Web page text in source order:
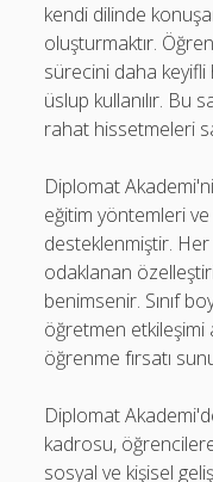
kendi dilinde
oluşturmaktır.
sürecini daha keyifli
üslup kullanılır. Bu
rahat hissetmeleri
Diplomat
eğitim yöntemleri
desteklenmiştir.
odaklanan
benimsenir. Sınıf
öğretmen etkileşimi
öğrenme fırsatı
Diplomat
kadrosu, öğrencilere
sosyal ve kişisel